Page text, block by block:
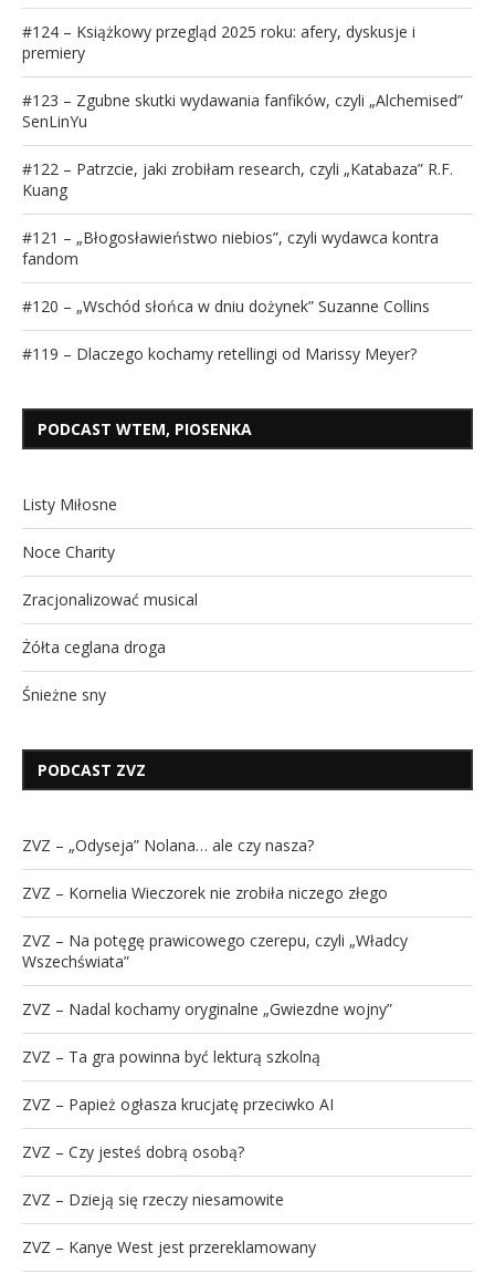
#124 – Książkowy przegląd 2025 roku: afery, dyskusje i
premiery
#123 – Zgubne skutki wydawania fanfików, czyli „Alchemised”
SenLinYu
#122 – Patrzcie, jaki zrobiłam research, czyli „Katabaza” R.F.
Kuang
#121 – „Błogosławieństwo niebios”, czyli wydawca kontra
fandom
#120 – „Wschód słońca w dniu dożynek” Suzanne Collins
#119 – Dlaczego kochamy retellingi od Marissy Meyer?
PODCAST WTEM, PIOSENKA
Listy Miłosne
Noce Charity
Zracjonalizować musical
Żółta ceglana droga
Śnieżne sny
PODCAST ZVZ
ZVZ – „Odyseja” Nolana… ale czy nasza?
ZVZ – Kornelia Wieczorek nie zrobiła niczego złego
ZVZ – Na potęgę prawicowego czerepu, czyli „Władcy
Wszechświata”
ZVZ – Nadal kochamy oryginalne „Gwiezdne wojny”
ZVZ – Ta gra powinna być lekturą szkolną
ZVZ – Papież ogłasza krucjatę przeciwko AI
ZVZ – Czy jesteś dobrą osobą?
ZVZ – Dzieją się rzeczy niesamowite
ZVZ – Kanye West jest przereklamowany